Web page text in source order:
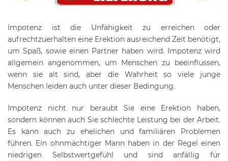
Impotenz ist die Unfähigkeit zu erreichen oder
aufrechtzuerhalten eine Erektion ausreichend Zeit benötigt,
um Spaß, sowie einen Partner haben wird. Impotenz wird
allgemein angenommen, um Menschen zu beeinflussen,
wenn sie alt sind, aber die Wahrheit so viele junge
Menschen leiden auch unter dieser Bedingung.
Impotenz nicht nur beraubt Sie eine Erektion haben,
sondern können auch Sie schlechte Leistung bei der Arbeit.
Es kann auch zu ehelichen und familiären Problemen
führen. Ein ohnmächtiger Mann haben in der Regel einen
niedrigen Selbstwertgefühl und sind anfällig für